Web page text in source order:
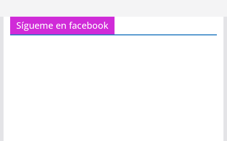
Sígueme en facebook